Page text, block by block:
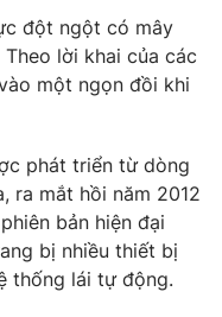
Nam
Phạm Quốc Thắng,
355 932
đột ngột có mây
lời khai của các
một ngọn đồi khi
phát triển từ dòng
ra mắt hồi năm 2012
bản hiện đại
bị nhiều thiết bị
thống lái tự động.